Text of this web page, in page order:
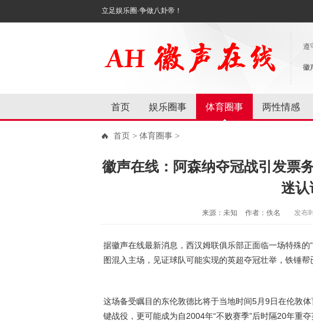
立足娱乐圈·争做八卦帝！
遵
徽
首页 娱乐圈事 体育圈事 两性情感
首页 > 体育圈事 >
徽声在线：阿森纳夺冠战引发票
迷认
来源：未知 作者：佚名 发布
据徽声在线最新消息，西汉姆联俱乐部正面临一场特殊
图混入主场，见证球队可能实现的英超夺冠壮举，铁锤帮
这场备受瞩目的东伦敦德比将于当地时间5月9日在伦敦
键战役，更可能成为自2004年“不败赛季”后时隔20年重夺